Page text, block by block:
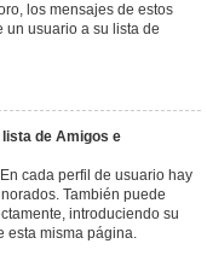
los mensajes de estos
usuario a su lista de
de Amigos e
cada perfil de usuario hay
También puede
introduciendo su
esta misma página.